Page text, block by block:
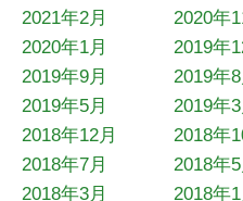
2021年2月
2020年
2020年1月
2019年
2019年9月
2019年8
2019年5月
2019年3
2018年12月
2018年
2018年7月
2018年5
2018年3月
2018年1